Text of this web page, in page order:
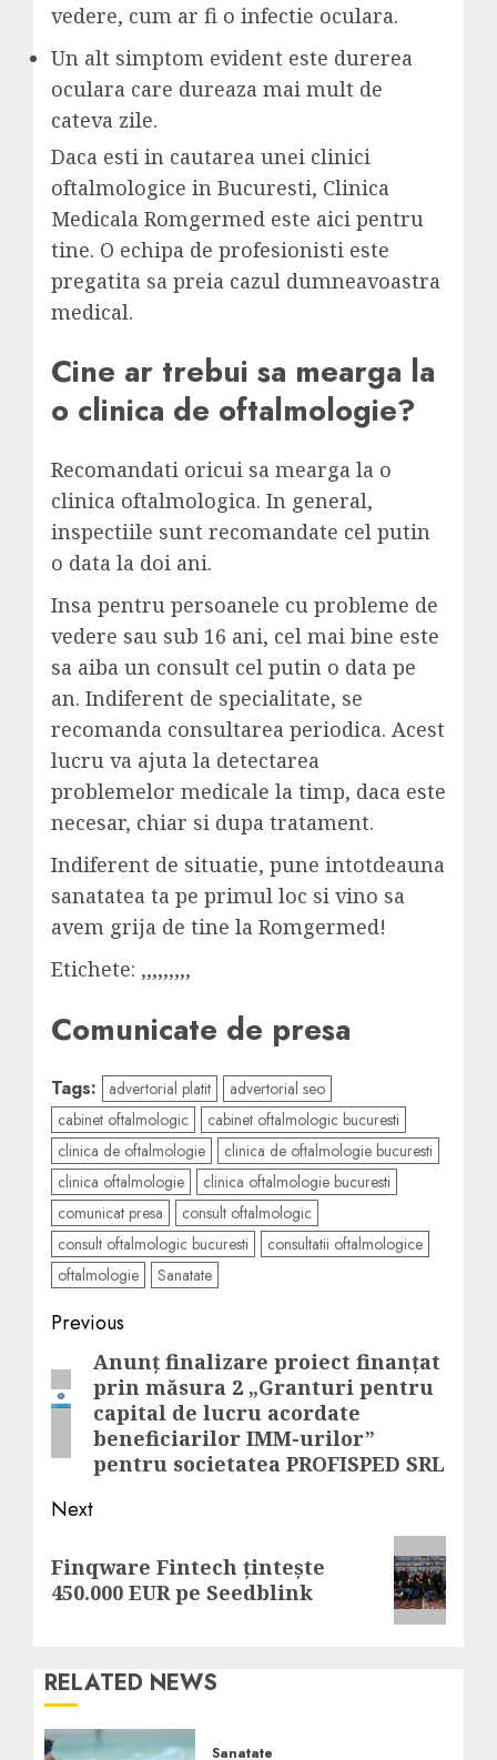
vedere, cum ar fi o infectie oculara.
Un alt simptom evident este durerea
oculara care dureaza mai mult de
cateva zile.
Daca esti in cautarea unei clinici
oftalmologice in Bucuresti, Clinica
Medicala Romgermed este aici pentru
tine. O echipa de profesionisti este
pregatita sa preia cazul dumneavoastra
medical.
Cine ar trebui sa mearga la
o clinica de oftalmologie?
Recomandati oricui sa mearga la o
clinica oftalmologica. In general,
inspectiile sunt recomandate cel putin
o data la doi ani.
Insa pentru persoanele cu probleme de
vedere sau sub 16 ani, cel mai bine este
sa aiba un consult cel putin o data pe
an. Indiferent de specialitate, se
recomanda consultarea periodica. Acest
lucru va ajuta la detectarea
problemelor medicale la timp, daca este
necesar, chiar si dupa tratament.
Indiferent de situatie, pune intotdeauna
sanatatea ta pe primul loc si vino sa
avem grija de tine la Romgermed!
Etichete: ,,,,,,,,,
Comunicate de presa
Tags: advertorial platit
advertorial seo
cabinet oftalmologic
cabinet oftalmologic bucuresti
clinica de oftalmologie
clinica de oftalmologie bucuresti
clinica oftalmologie
clinica oftalmologie bucuresti
comunicat presa
consult oftalmologic
consult oftalmologic bucuresti
consultatii oftalmologice
oftalmologie
Sanatate
Post
navigation
Previous
Previous
post:
Anunţ finalizare proiect finanţat
prin măsura 2 „Granturi pentru
capital de lucru acordate
beneficiarilor IMM-urilor”
pentru societatea PROFISPED SRL
Next
post:
Finqware Fintech țintește
450.000 EUR pe Seedblink
RELATED NEWS
Sanatate